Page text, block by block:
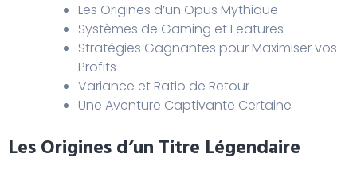
Les Origines d’un Opus Mythique
Systèmes de Gaming et Features
Stratégies Gagnantes pour Maximiser vos
Profits
Variance et Ratio de Retour
Une Aventure Captivante Certaine
Les Origines d’un Titre Légendaire